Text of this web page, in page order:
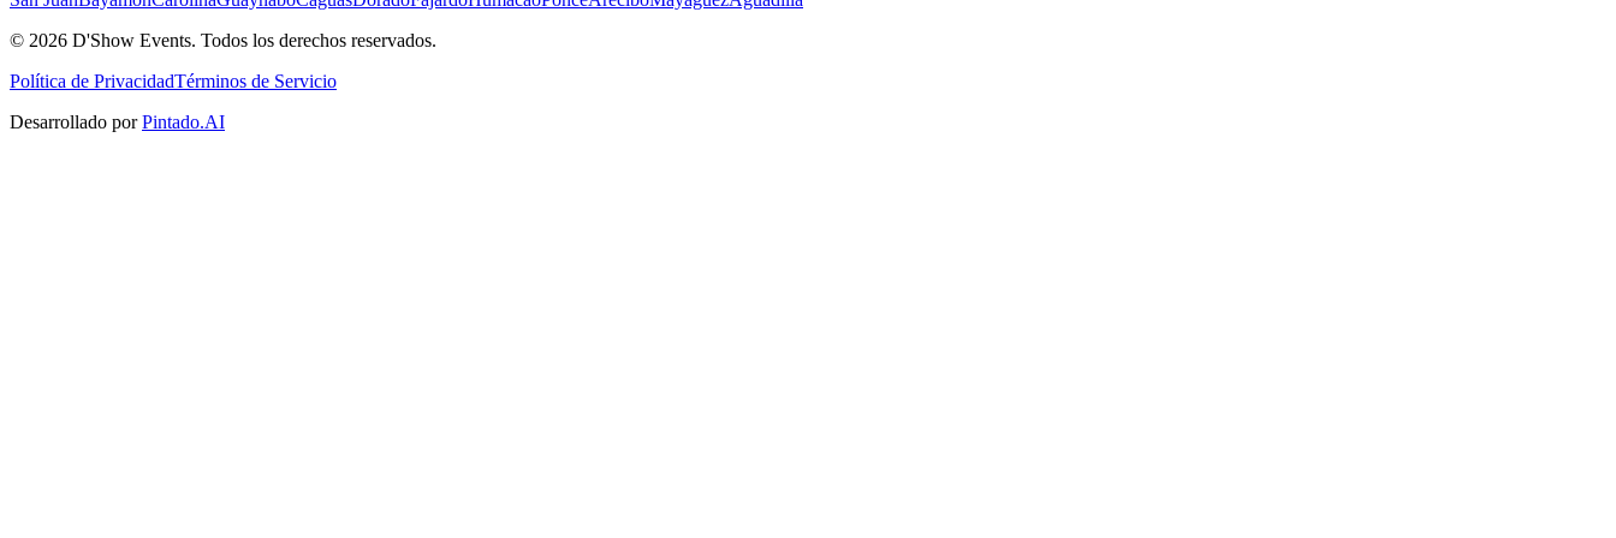
© 2026 D'Show Events. Todos los derechos reservados.
Política de PrivacidadTérminos de Servicio
Desarrollado por Pintado.AI